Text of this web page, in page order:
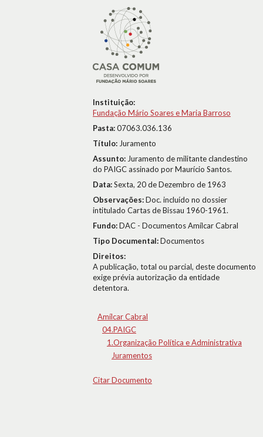
Instituição:
Fundação Mário Soares e Maria Barroso
Pasta:07063.036.136
Título: Juramento
Assunto: Juramento de militante clandestino
do PAIGC assinado por Maurício Santos.
Data:Sexta, 20 de Dezembro de 1963
Observações:Doc. incluído no dossier
intitulado Cartas de Bissau 1960-1961.
Fundo:DAC - Documentos Amílcar Cabral
Tipo Documental:Documentos
Direitos:
A publicação, total ou parcial, deste documento
exige prévia autorização da entidade
detentora.
Amílcar Cabral
04.PAIGC
1.Organização Política e Administrativa
Juramentos
Citar Documento